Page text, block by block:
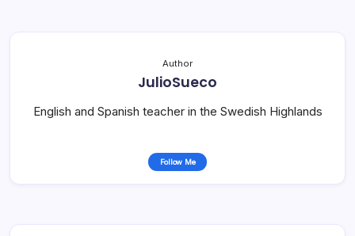
Author
JulioSueco
English and Spanish teacher in the Swedish Highlands
Follow Me